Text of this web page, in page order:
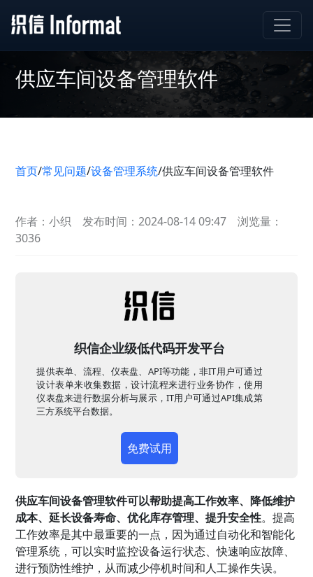
供应车间设备管理软件
首页/常见问题/设备管理系统/供应车间设备管理软件
作者：小织 发布时间：2024-08-14 09:47
浏览量：
3036
织信企业级低代码开发平台
提供表单、流程、仪表盘、API等功能，非IT用户可通过
设计表单来收集数据，设计流程来进行业务协作，使用
仪表盘来进行数据分析与展示，IT用户可通过API集成第
三方系统平台数据。
免费试用
供应车间设备管理软件可以帮助提高工作效率、降低维护
成本、延长设备寿命、优化库存管理、提升安全性。提高
工作效率是其中最重要的一点，因为通过自动化和智能化
管理系统，可以实时监控设备运行状态、快速响应故障、
进行预防性维护，从而减少停机时间和人工操作失误。